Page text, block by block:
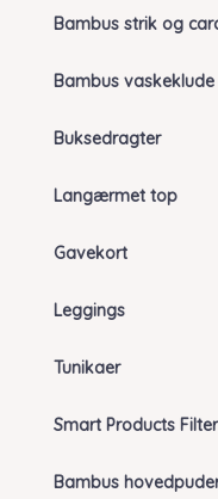
Bambus strik og
Bambus vaskeklude
Buksedragter
Langærmet top
Gavekort
Leggings
Tunikaer
Smart Products
Bambus